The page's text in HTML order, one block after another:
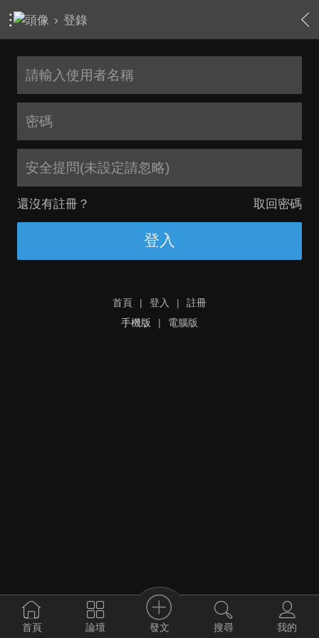
› 登錄
安全提問(未設定請忽略)
還沒有註冊？ 取回密碼
登入
首頁 | 登入 |
註冊
手機版
| 電腦版
首頁 論壇 發文 搜尋 我的